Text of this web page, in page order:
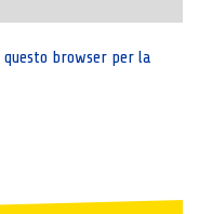
browser per la